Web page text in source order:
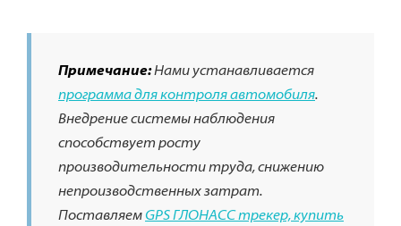
Примечание:Нами устанавливается
программа для контроля автомобиля.
Внедрение системы наблюдения
способствует росту
производительности труда, снижению
непроизводственных затрат.
ПоставляемGPS ГЛОНАСС трекер, купить